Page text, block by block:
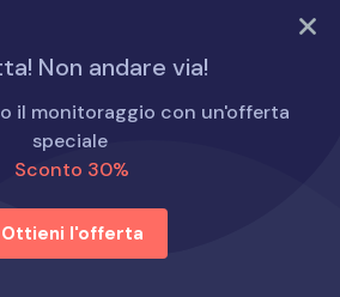
PROVA ORA
Non andare via!
il monitoraggio con un'offerta
speciale
Sconto 30%
Ottieni l'offerta